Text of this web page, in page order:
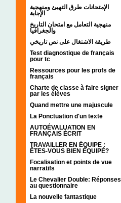
الإمتحانات طرق التهيئ ومنهجية
الإجابة
منهجية التعامل مع امتحان التاريخ
والجغرافيا
طريقة الاشتغال على نص تاريخي
Test diagnostique de français
pour tc
Ressources pour les profs de
français
Charte de classe à faire signer
par les élèves
Quand mettre une majuscule
La Ponctuation d'un texte
AUTOÉVALUATION EN
FRANÇAIS ÉCRIT
TRAVAILLER EN ÉQUIPE :
ÊTES-VOUS BIEN ÉQUIPÉ?
Focalisation et points de vue
narratifs
Le Chevalier Double: Réponses
au questionnaire
La nouvelle fantastique